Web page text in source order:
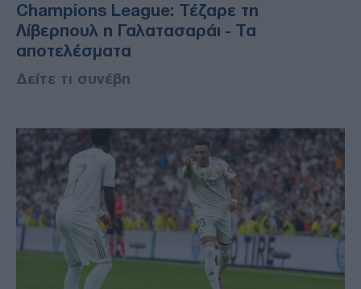
Champions League: Τέζαρε τη
Λίβερπουλ η Γαλατασαράι - Τα
αποτελέσματα
Δείτε τι συνέβη